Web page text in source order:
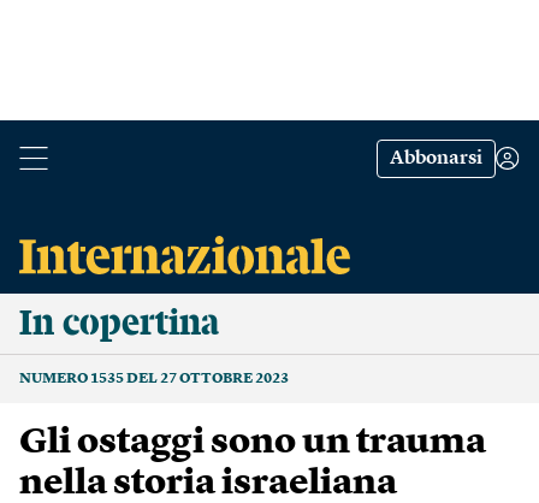
Abbonarsi
In copertina
NUMERO 1535 DEL 27 OTTOBRE 2023
Gli ostaggi sono un trauma
nella storia israeliana